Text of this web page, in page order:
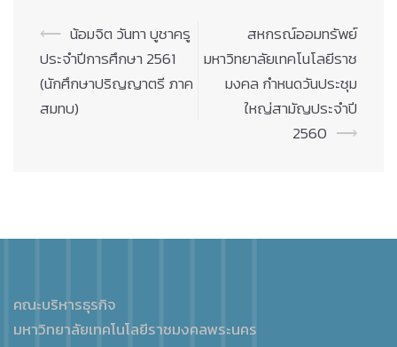
Post
navigation
⟵ น้อมจิต วันทา บูชาครู
ประจำปีการศึกษา 2561
(นักศึกษาปริญญาตรี ภาค
สมทบ)
สหกรณ์ออมทรัพย์
มหาวิทยาลัยเทคโนโลยีราช
มงคล กำหนดวันประชุม
ใหญ่สามัญประจำปี
2560 ⟶
คณะบริหารธุรกิจ
มหาวิทยาลัยเทคโนโลยีราชมงคลพระนคร